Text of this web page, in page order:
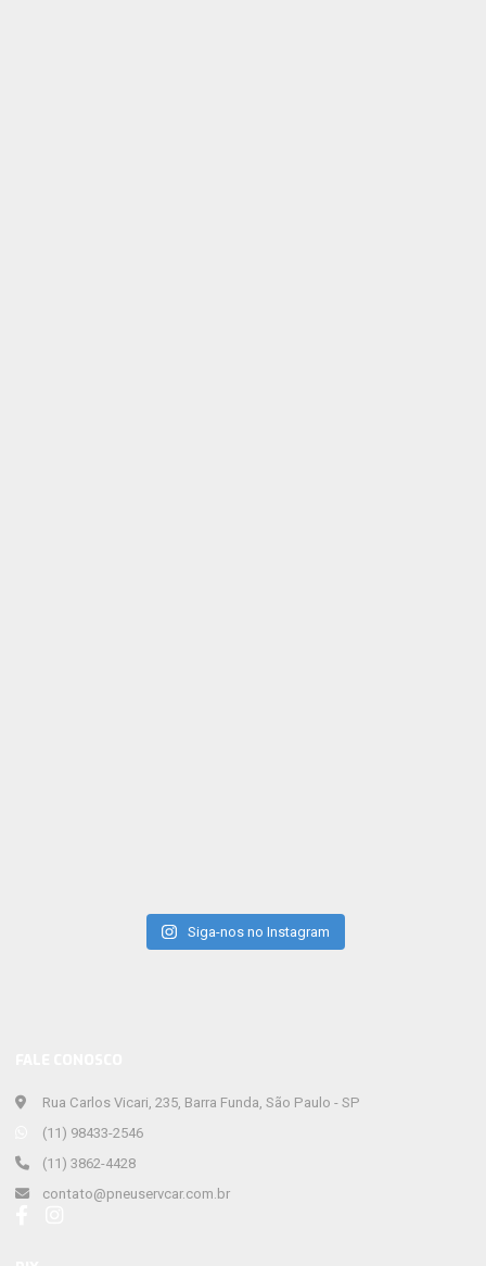
Rua Carlos Vicari, 235, Barra Funda, São Paulo - SP
(11) 98433-2546
(11) 3862-4428
contato@pneuservcar.com.br
Siga-nos no Instagram